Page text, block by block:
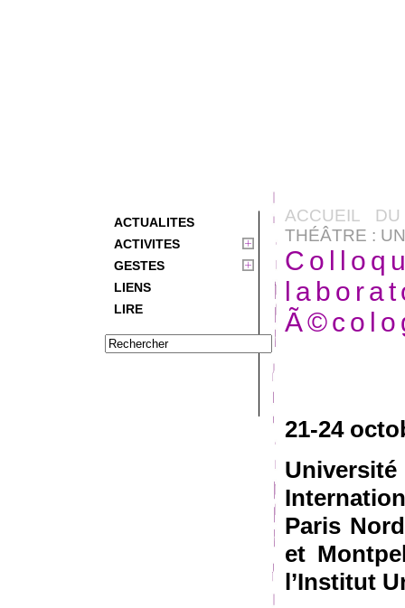
ACTUALITES
ACTIVITES
GESTES
LIENS
LIRE
ACCUEIL
THÉÂTRE :
21-24
Paris
et
l’Institut